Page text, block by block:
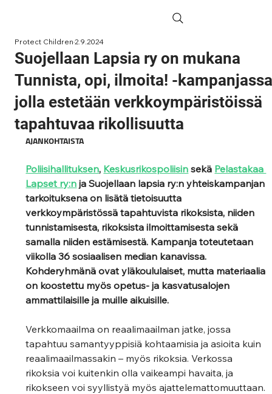
Suojellaan Lapsia ry on mukana
Tunnista, opi, ilmoita! -
jolla estetään verkkoympäristöissä
tapahtuvaa rikollisuutta
Protect Children2.9.2024
AJANKOHTAISTA
Poliisihallituksen, Keskusrikospoliisin sekä Pelastakaa
Lapset ry:n ja Suojellaan lapsia ry:n yhteiskampanjan
tarkoituksena on lisätä tietoisuutta
verkkoympäristössä tapahtuvista rikoksista, niiden
tunnistamisesta, rikoksista ilmoittamisesta sekä
samalla niiden estämisestä. Kampanja toteutetaan
viikolla 36 sosiaalisen median kanavissa.
Kohderyhmänä ovat yläkoululaiset, mutta materiaalia
on koostettu myös opetus- ja kasvatusalojen
ammattilaisille ja muille aikuisille.
Verkkomaailma on reaalimaailman jatke, jossa
tapahtuu samantyyppisiä kohtaamisia ja asioita kuin
reaalimaailmassakin – myös rikoksia. Verkossa
rikoksia voi kuitenkin olla vaikeampi havaita, ja
rikokseen voi syyllistyä myös ajattelemattomuuttaan.